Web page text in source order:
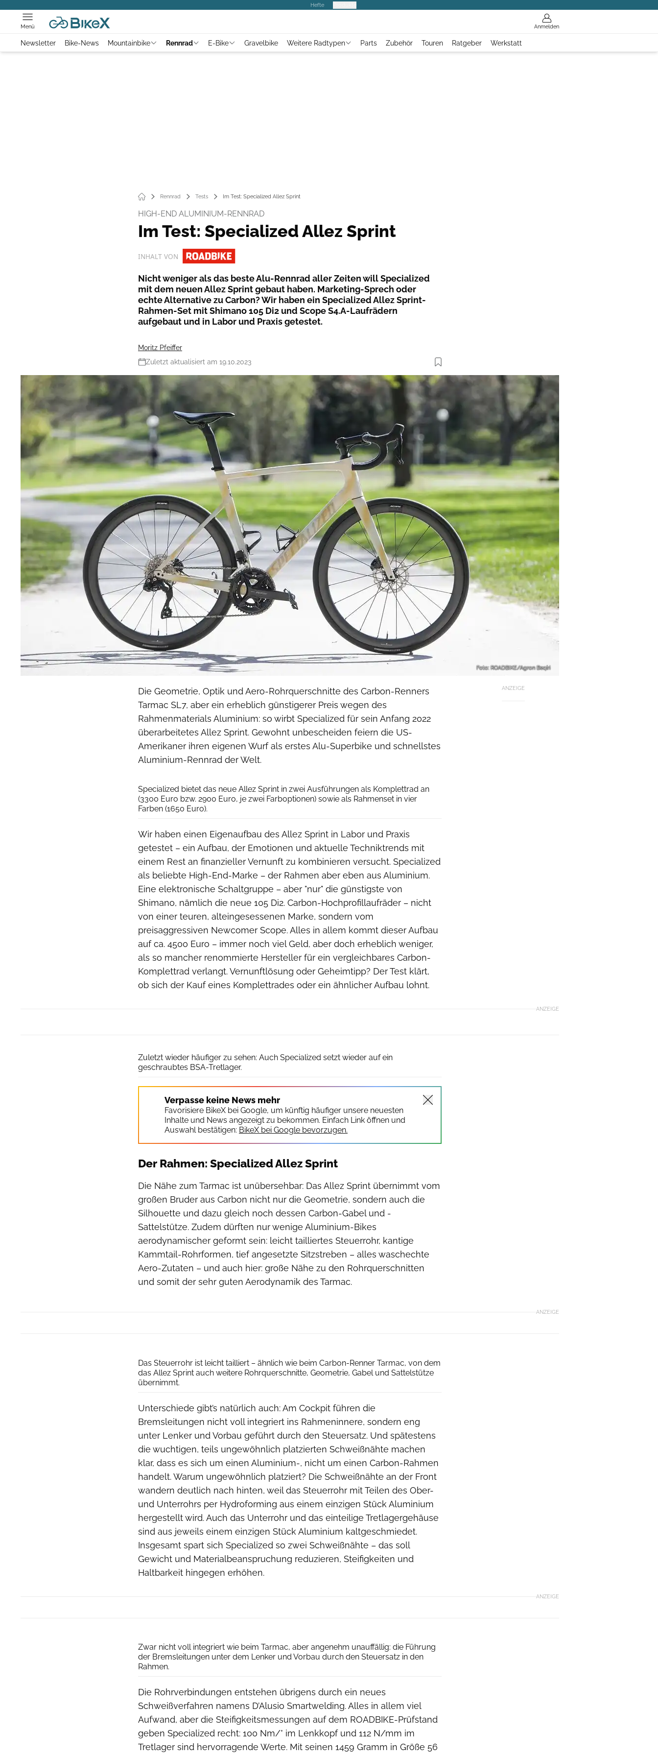
Hefte
Anmelden
Menü
Newsletter Bike-News Mountainbike Rennrad E-Bike Gravelbike Weitere Radtypen Parts Zubehör Touren Ratgeber Werkstatt
Rennrad Tests Im Test: Specialized Allez Sprint
HIGH-END ALUMINIUM-RENNRAD
Im Test: Specialized Allez Sprint
INHALT VON
Nicht weniger als das beste Alu-Rennrad aller Zeiten will Specialized
mit dem neuen Allez Sprint gebaut haben. Marketing-Sprech oder
echte Alternative zu Carbon? Wir haben ein Specialized Allez Sprint-
Rahmen-Set mit Shimano 105 Di2 und Scope S4.A-Laufrädern
aufgebaut und in Labor und Praxis getestet.
Moritz Pfeiffer
Zuletzt aktualisiert am 19.10.2023
Foto: ROADBIKE/Agron Beqiri
ANZEIGE
Die Geometrie, Optik und Aero-Rohrquerschnitte des Carbon-Renners
Tarmac SL7, aber ein erheblich günstigerer Preis wegen des
Rahmenmaterials Aluminium: so wirbt Specialized für sein Anfang 2022
überarbeitetes Allez Sprint. Gewohnt unbescheiden feiern die US-
Amerikaner ihren eigenen Wurf als erstes Alu-Superbike und schnellstes
Aluminium-Rennrad der Welt.
Specialized bietet das neue Allez Sprint in zwei Ausführungen als Komplettrad an
(3300 Euro bzw. 2900 Euro, je zwei Farboptionen) sowie als Rahmenset in vier
Farben (1650 Euro).
Wir haben einen Eigenaufbau des Allez Sprint in Labor und Praxis
getestet – ein Aufbau, der Emotionen und aktuelle Techniktrends mit
einem Rest an finanzieller Vernunft zu kombinieren versucht. Specialized
als beliebte High-End-Marke – der Rahmen aber eben aus Aluminium.
Eine elektronische Schaltgruppe – aber "nur" die günstigste von
Shimano, nämlich die neue 105 Di2. Carbon-Hochprofillaufräder – nicht
von einer teuren, alteingesessenen Marke, sondern vom
preisaggressiven Newcomer Scope. Alles in allem kommt dieser Aufbau
auf ca. 4500 Euro – immer noch viel Geld, aber doch erheblich weniger,
als so mancher renommierte Hersteller für ein vergleichbares Carbon-
Komplettrad verlangt. Vernunftlösung oder Geheimtipp? Der Test klärt,
ob sich der Kauf eines Komplettrades oder ein ähnlicher Aufbau lohnt.
ANZEIGE
Zuletzt wieder häufiger zu sehen: Auch Specialized setzt wieder auf ein
geschraubtes BSA-Tretlager.
Verpasse keine News mehr
Favorisiere BikeX bei Google, um künftig häufiger unsere neuesten
Inhalte und News angezeigt zu bekommen. Einfach Link öffnen und
Auswahl bestätigen: BikeX bei Google bevorzugen.
Der Rahmen: Specialized Allez Sprint
Die Nähe zum Tarmac ist unübersehbar: Das Allez Sprint übernimmt vom
großen Bruder aus Carbon nicht nur die Geometrie, sondern auch die
Silhouette und dazu gleich noch dessen Carbon-Gabel und -
Sattelstütze. Zudem dürften nur wenige Aluminium-Bikes
aerodynamischer geformt sein: leicht tailliertes Steuerrohr, kantige
Kammtail-Rohrformen, tief angesetzte Sitzstreben – alles waschechte
Aero-Zutaten – und auch hier: große Nähe zu den Rohrquerschnitten
und somit der sehr guten Aerodynamik des Tarmac.
ANZEIGE
Das Steuerrohr ist leicht tailliert – ähnlich wie beim Carbon-Renner Tarmac, von dem
das Allez Sprint auch weitere Rohrquerschnitte, Geometrie, Gabel und Sattelstütze
übernimmt.
Unterschiede gibt’s natürlich auch: Am Cockpit führen die
Bremsleitungen nicht voll integriert ins Rahmeninnere, sondern eng
unter Lenker und Vorbau geführt durch den Steuersatz. Und spätestens
die wuchtigen, teils ungewöhnlich platzierten Schweißnähte machen
klar, dass es sich um einen Aluminium-, nicht um einen Carbon-Rahmen
handelt. Warum ungewöhnlich platziert? Die Schweißnähte an der Front
wandern deutlich nach hinten, weil das Steuerrohr mit Teilen des Ober-
und Unterrohrs per Hydroforming aus einem einzigen Stück Aluminium
hergestellt wird. Auch das Unterrohr und das einteilige Tretlagergehäuse
sind aus jeweils einem einzigen Stück Aluminium kaltgeschmiedet.
Insgesamt spart sich Specialized so zwei Schweißnähte – das soll
Gewicht und Materialbeanspruchung reduzieren, Steifigkeiten und
Haltbarkeit hingegen erhöhen.
ANZEIGE
Zwar nicht voll integriert wie beim Tarmac, aber angenehm unauffällig: die Führung
der Bremsleitungen unter dem Lenker und Vorbau durch den Steuersatz in den
Rahmen.
Die Rohrverbindungen entstehen übrigens durch ein neues
Schweißverfahren namens D’Alusio Smartwelding. Alles in allem viel
Aufwand, aber die Steifigkeitsmessungen auf dem ROADBIKE-Prüfstand
geben Specialized recht: 100 Nm/° im Lenkkopf und 112 N/mm im
Tretlager sind hervorragende Werte. Mit seinen 1459 Gramm in Größe 56